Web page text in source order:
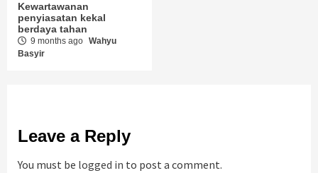
Kewartawanan
penyiasatan kekal
berdaya tahan
9 months ago Wahyu
Basyir
Leave a Reply
You must be logged in to post a comment.